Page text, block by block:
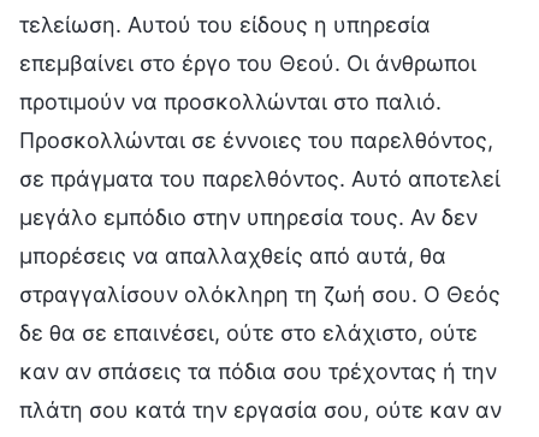
τελείωση. Αυτού του είδους η υπηρεσία
επεμβαίνει στο έργο του Θεού. Οι άνθρωποι
προτιμούν να προσκολλώνται στο παλιό.
Προσκολλώνται σε έννοιες του παρελθόντος,
σε πράγματα του παρελθόντος. Αυτό αποτελεί
μεγάλο εμπόδιο στην υπηρεσία τους. Αν δεν
μπορέσεις να απαλλαχθείς από αυτά, θα
στραγγαλίσουν ολόκληρη τη ζωή σου. Ο Θεός
δε θα σε επαινέσει, ούτε στο ελάχιστο, ούτε
καν αν σπάσεις τα πόδια σου τρέχοντας ή την
πλάτη σου κατά την εργασία σου, ούτε καν αν